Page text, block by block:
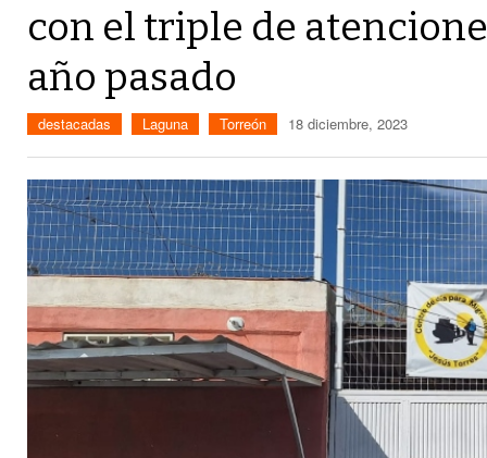
con el triple de
año pasado
destacadas Laguna Torreón 18 diciembre, 2023